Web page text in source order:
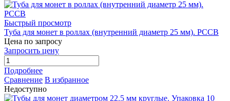
Быстрый просмотр
Туба для монет в роллах (внутренний диаметр 25 мм). РССВ
Цена по запросу
Запросить цену
Подробнее
Сравнение В избранное
Недоступно